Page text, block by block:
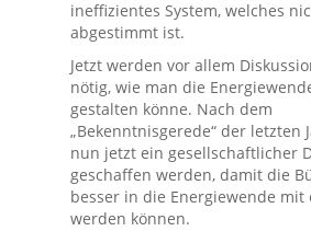
ineffizientes System, welches
abgestimmt ist.
Jetzt werden vor allem
nötig, wie man die
gestalten könne. Nach dem
„Bekenntnisgerede“ der letzten
nun jetzt ein gesellschaftlicher
geschaffen werden, damit die
besser in die Energiewende mit
werden können.